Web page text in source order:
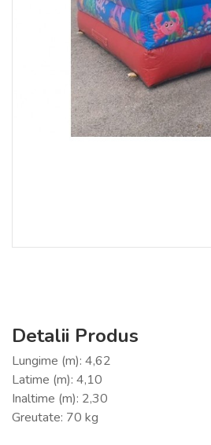
Detalii Produs
Lungime (m): 4,62
Latime (m): 4,10
Inaltime (m): 2,30
Greutate: 70 kg